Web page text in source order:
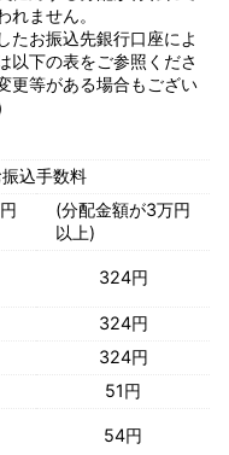
ません。
たお振込先銀行口座によ
以下の表をご参照くださ
更等がある場合もござい
振込手数料
(分配金額が3万円
以上)
324円
324円
324円
51円
54円